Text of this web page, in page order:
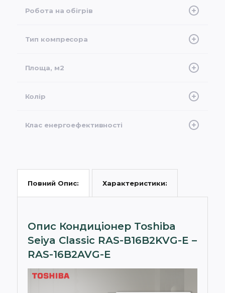
Робота на обігрів
Тип компресора
Площа, м2
Колір
Клас енергоефективності
Повний Опис: Характеристики:
Опис Кондиціонер Toshiba
Seiya Classic RAS-B16B2KVG-E –
RAS-16B2AVG-E